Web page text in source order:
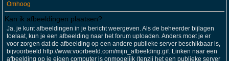
Omhoog
Kan ik afbeeldingen plaatsen?
Ja, je kunt afbeeldingen in je bericht weergeven. Als de beheerder bijlagen
toelaat, kun je een afbeelding naar het forum uploaden. Anders moet je er
voor zorgen dat de afbeelding op een andere publieke server beschikbaar is,
bijvoorbeeld http://www.voorbeeld.com/mijn_afbeelding.gif. Linken naar een
afbeelding op je eigen computer is onmogelijk (tenzij het een publieke server